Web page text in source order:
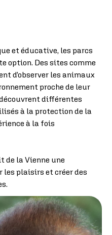
et éducative, les parcs
option. Des sites comme
d’observer les animaux
proche de leur
différentes
à la protection de la
à la fois
de la Vienne une
plaisirs et créer des